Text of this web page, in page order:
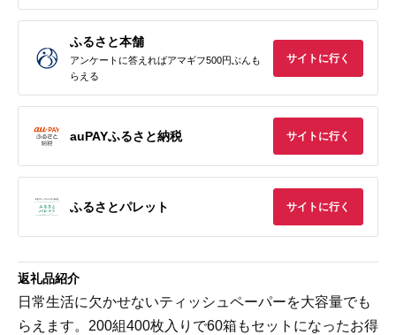
ふるさと本舗
アンケートに答えればアマギフ500円ぶんも
らえる
サイトに行く
auPAYふるさと納税 サイトに行く
ふるさとパレット サイトに行く
返礼品紹介
日常生活に欠かせないティッシュペーパーを大容量でも
らえます。200組400枚入りで60箱もセットになったお得